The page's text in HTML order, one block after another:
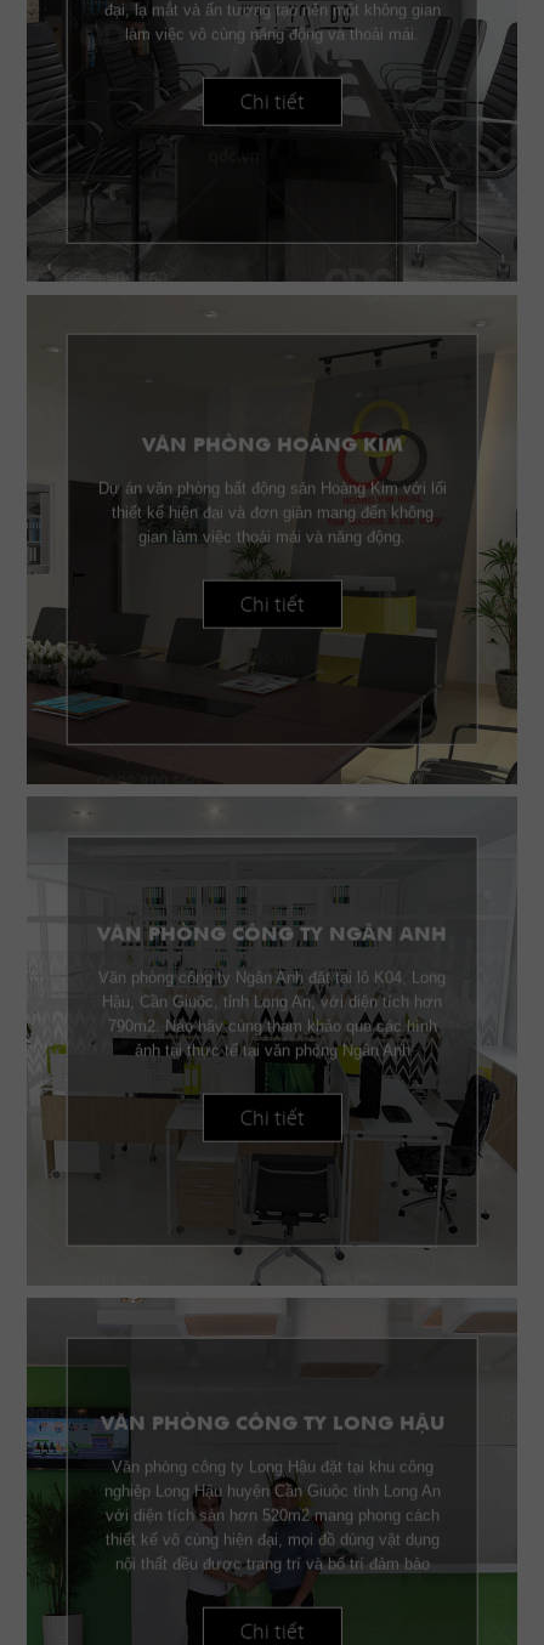
đại, lạ mắt và ấn tượng tạo nên một không gian
làm việc vô cùng năng động và thoải mái.
Chi tiết
VĂN PHÒNG HOÀNG KIM
Dự án văn phòng bất động sản Hoàng Kim với lối
thiết kế hiện đại và đơn giản mang đến không
gian làm việc thoải mái và năng động.
Chi tiết
VĂN PHÒNG CÔNG TY NGÂN ANH
Văn phòng công ty Ngân Anh đặt tại lô K04, Long
Hậu, Cần Giuộc, tỉnh Long An, với diện tích hơn
790m2. Nào hãy cùng tham khảo qua các hình
ảnh tại thực tế tại văn phòng Ngân Anh
Chi tiết
VĂN PHÒNG CÔNG TY LONG HẬU
Văn phòng công ty Long Hậu đặt tại khu công
nghiệp Long Hậu huyện Cần Giuộc tỉnh Long An
với diện tích sàn hơn 520m2 mang phong cách
thiết kế vô cùng hiện đại, mọi đồ dùng vật dụng
nội thất đều được trang trí và bố trí đảm bảo
công năng lẫn thẫm mỹ.
Chi tiết